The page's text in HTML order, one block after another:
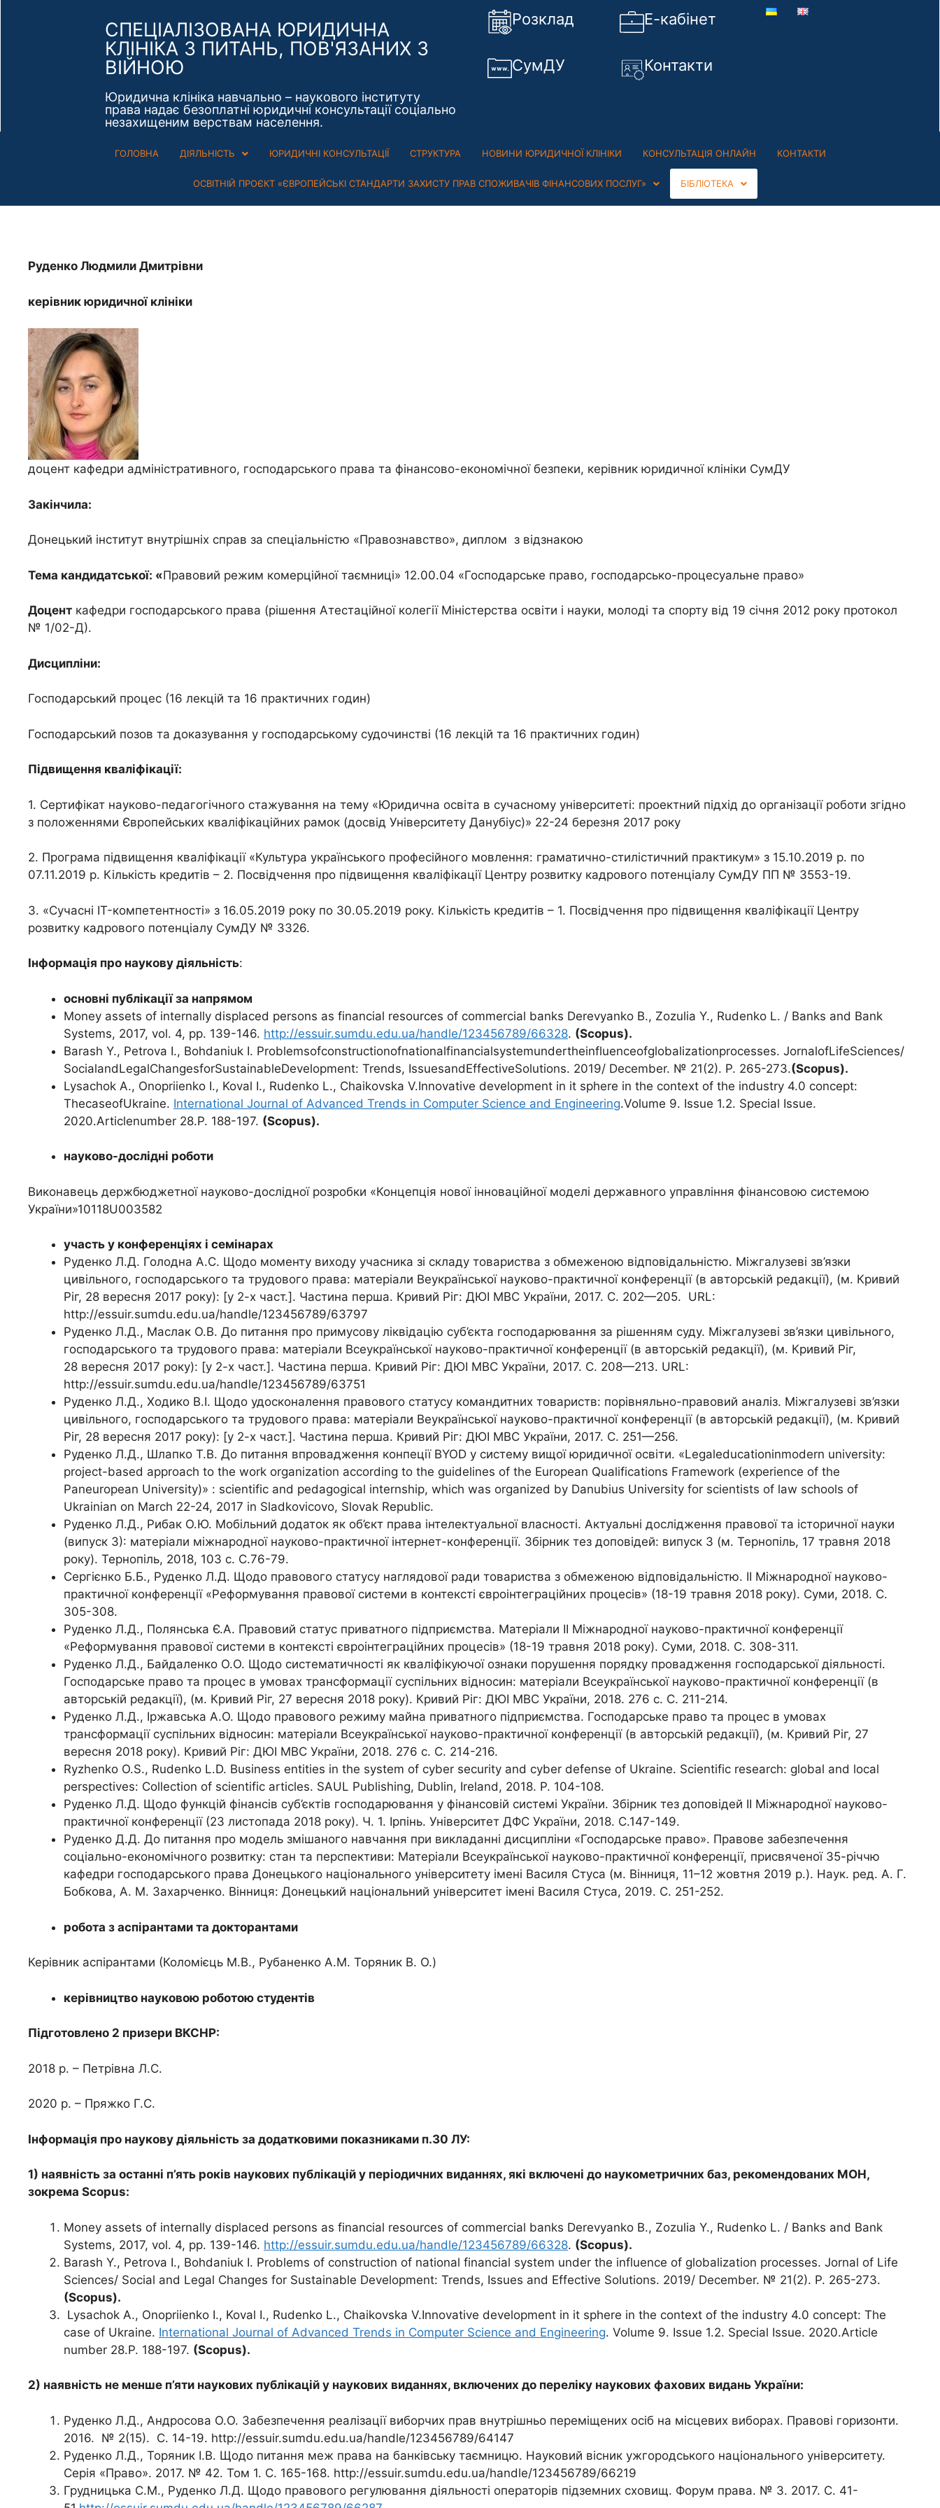
СПЕЦІАЛІЗОВАНА ЮРИДИЧНА
КЛІНІКА З ПИТАНЬ, ПОВ'ЯЗАНИХ З
ВІЙНОЮ
Юридична клініка навчально – наукового інституту
права надає безоплатні юридичні консультації соціально
незахищеним верствам населення.
Розклад Е-кабінет
СумДУ Контакти
ГОЛОВНА ДІЯЛЬНІСТЬ ЮРИДИЧНІ КОНСУЛЬТАЦІЇ СТРУКТУРА НОВИНИ ЮРИДИЧНОЇ КЛІНІКИ КОНСУЛЬТАЦІЯ ОНЛАЙН КОНТАКТИ
ОСВІТНІЙ ПРОЄКТ «ЄВРОПЕЙСЬКІ СТАНДАРТИ ЗАХИСТУ ПРАВ СПОЖИВАЧІВ ФІНАНСОВИХ ПОСЛУГ» БІБЛІОТЕКА
Руденко Людмили Дмитрівни
керівник юридичної клініки
доцент кафедри адміністративного, господарського права та фінансово-економічної безпеки, керівник юридичної клініки СумДУ
Закінчила:
Донецький інститут внутрішніх справ за спеціальністю «Правознавство», диплом з відзнакою
Тема кандидатської: «Правовий режим комерційної таємниці» 12.00.04 «Господарське право, господарсько-процесуальне право»
Доцент кафедри господарського права (рішення Атестаційної колегії Міністерства освіти і науки, молоді та спорту від 19 січня 2012 року протокол
№ 1/02-Д).
Дисципліни:
Господарський процес (16 лекцій та 16 практичних годин)
Господарський позов та доказування у господарському судочинстві (16 лекцій та 16 практичних годин)
Підвищення кваліфікації:
1. Сертифікат науково-педагогічного стажування на тему «Юридична освіта в сучасному університеті: проектний підхід до організації роботи згідно
з положеннями Європейських кваліфікаційних рамок (досвід Університету Данубіус)» 22-24 березня 2017 року
2. Програма підвищення кваліфікації «Культура українського професійного мовлення: граматично-стилістичний практикум» з 15.10.2019 р. по
07.11.2019 р. Кількість кредитів – 2. Посвідчення про підвищення кваліфікації Центру розвитку кадрового потенціалу СумДУ ПП № 3553-19.
3. «Сучасні IT-компетентності» з 16.05.2019 року по 30.05.2019 року. Кількість кредитів – 1. Посвідчення про підвищення кваліфікації Центру
розвитку кадрового потенціалу СумДУ № 3326.
Інформація про наукову діяльність:
основні публікації за напрямом
Money assets of internally displaced persons as financial resources of commercial banks Derevyanko B., Zozulia Y., Rudenko L. / Banks and Bank
Systems, 2017, vol. 4, pp. 139-146. http://essuir.sumdu.edu.ua/handle/123456789/66328. (Scopus).
Barash Y., Petrova I., Bohdanіuk I. Problemsofconstructionofnationalfinancialsystemundertheinfluenceofglobalizationprocesses. JornalofLifeSciences/
SocialandLegalChangesforSustainableDevelopment: Trends, IssuesandEffectiveSolutions. 2019/ December. № 21(2). P. 265-273.(Scopus).
Lysachok A., Onopriienko I., Koval I., Rudenko L., Chaikovska V.Innovative development in it sphere in the context of the industry 4.0 concept:
ThecaseofUkraine. International Journal of Advanced Trends in Computer Science and Engineering.Volume 9. Issue 1.2. Special Issue.
2020.Articlenumber 28.P. 188-197. (Scopus).
науково-дослідні роботи
Виконавець держбюджетної науково-дослідної розробки «Концепція нової інноваційної моделі державного управління фінансовою системою
України»10118U003582
участь у конференціях і семінарах
Руденко Л.Д. Голодна А.С. Щодо моменту виходу учасника зі складу товариства з обмеженою відповідальністю. Міжгалузеві зв’язки
цивільного, господарського та трудового права: матеріали Веукраїнської науково-практичної конференції (в авторській редакції), (м. Кривий
Ріг, 28 вересня 2017 року): [у 2-х част.]. Частина перша. Кривий Ріг: ДЮІ МВС України, 2017. С. 202—205. URL:
http://essuir.sumdu.edu.ua/handle/123456789/63797
Руденко Л.Д., Маслак О.В. До питання про примусову ліквідацію суб’єкта господарювання за рішенням суду. Міжгалузеві зв’язки цивільного,
господарського та трудового права: матеріали Всеукраїнської науково-практичної конференції (в авторській редакції), (м. Кривий Ріг,
28 вересня 2017 року): [у 2-х част.]. Частина перша. Кривий Ріг: ДЮІ МВС України, 2017. С. 208—213. URL:
http://essuir.sumdu.edu.ua/handle/123456789/63751
Руденко Л.Д., Ходико В.І. Щодо удосконалення правового статусу командитних товариств: порівняльно-правовий аналіз. Міжгалузеві зв’язки
цивільного, господарського та трудового права: матеріали Веукраїнської науково-практичної конференції (в авторській редакції), (м. Кривий
Ріг, 28 вересня 2017 року): [у 2-х част.]. Частина перша. Кривий Ріг: ДЮІ МВС України, 2017. С. 251—256.
Руденко Л.Д., Шлапко Т.В. До питання впровадження конпеції BYOD у систему вищої юридичної освіти. «Legaleducationinmodern university:
project-based approach to the work organization according to the guidelines of the European Qualifications Framework (experience of the
Paneuropean University)» : scientific and pedagogical internship, which was organized by Danubius University for scientists of law schools of
Ukrainian on March 22-24, 2017 in Sladkovicovo, Slovak Republic.
Руденко Л.Д., Рибак О.Ю. Мобільний додаток як об’єкт права інтелектуальної власності. Актуальні дослідження правової та історичної науки
(випуск 3): матеріали міжнародної науково-практичної інтернет-конференції. Збірник тез доповідей: випуск 3 (м. Тернопіль, 17 травня 2018
року). Тернопіль, 2018, 103 с. С.76-79.
Сергієнко Б.Б., Руденко Л.Д. Щодо правового статусу наглядової ради товариства з обмеженою відповідальністю. ІІ Міжнародної науково-
практичної конференції «Реформування правової системи в контексті євроінтеграційних процесів» (18-19 травня 2018 року). Суми, 2018. С.
305-308.
Руденко Л.Д., Полянська Є.А. Правовий статус приватного підприємства. Матеріали ІІ Міжнародної науково-практичної конференції
«Реформування правової системи в контексті євроінтеграційних процесів» (18-19 травня 2018 року). Суми, 2018. С. 308-311.
Руденко Л.Д., Байдаленко О.О. Щодо систематичності як кваліфікуючої ознаки порушення порядку провадження господарської діяльності.
Господарське право та процес в умовах трансформації суспільних відносин: матеріали Всеукраїнської науково-практичної конференції (в
авторській редакції), (м. Кривий Ріг, 27 вересня 2018 року). Кривий Ріг: ДЮІ МВС України, 2018. 276 с. С. 211-214.
Руденко Л.Д., Іржавська А.О. Щодо правового режиму майна приватного підприємства. Господарське право та процес в умовах
трансформації суспільних відносин: матеріали Всеукраїнської науково-практичної конференції (в авторській редакції), (м. Кривий Ріг, 27
вересня 2018 року). Кривий Ріг: ДЮІ МВС України, 2018. 276 с. С. 214-216.
Ryzhenko O.S., Rudenko L.D. Business entities in the system of cyber security and cyber defense of Ukraine. Scientific research: global and local
perspectives: Collection of scientific articles. SAUL Publishing, Dublin, Ireland, 2018. P. 104-108.
Руденко Л.Д. Щодо функцій фінансів суб’єктів господарювання у фінансовій системі України. Збірник тез доповідей ІІ Міжнародної науково-
практичної конференції (23 листопада 2018 року). Ч. 1. Ірпінь. Університет ДФС України, 2018. С.147-149.
Руденко Д.Д. До питання про модель змішаного навчання при викладанні дисципліни «Господарське право». Правове забезпечення
соціально-економічного розвитку: стан та перспективи: Матеріали Всеукраїнської науково-практичної конференції, присвяченої 35-річчю
кафедри господарського права Донецького національного університету імені Василя Стуса (м. Вінниця, 11–12 жовтня 2019 р.). Наук. ред. А. Г.
Бобкова, А. М. Захарченко. Вінниця: Донецький національний університет імені Василя Стуса, 2019. С. 251-252.
робота з аспірантами та докторантами
Керівник аспірантами (Коломієць М.В., Рубаненко А.М. Торяник В. О.)
керівництво науковою роботою студентів
Підготовлено 2 призери ВКСНР:
2018 р. – Петрівна Л.С.
2020 р. – Пряжко Г.С.
Інформація про наукову діяльність за додатковими показниками п.30 ЛУ:
1) наявність за останні п’ять років наукових публікацій у періодичних виданнях, які включені до наукометричних баз, рекомендованих МОН,
зокрема Scopus:
Money assets of internally displaced persons as financial resources of commercial banks Derevyanko B., Zozulia Y., Rudenko L. / Banks and Bank
Systems, 2017, vol. 4, pp. 139-146. http://essuir.sumdu.edu.ua/handle/123456789/66328. (Scopus).
Barash Y., Petrova I., Bohdanіuk I. Problems of construction of national financial system under the influence of globalization processes. Jornal of Life
Sciences/ Social and Legal Changes for Sustainable Development: Trends, Issues and Effective Solutions. 2019/ December. № 21(2). P. 265-273.
(Scopus).
Lysachok A., Onopriienko I., Koval I., Rudenko L., Chaikovska V.Innovative development in it sphere in the context of the industry 4.0 concept: The
case of Ukraine. International Journal of Advanced Trends in Computer Science and Engineering. Volume 9. Issue 1.2. Special Issue. 2020.Article
number 28.P. 188-197. (Scopus).
2) наявність не менше п’яти наукових публікацій у наукових виданнях, включених до переліку наукових фахових видань України:
Руденко Л.Д., Андросова О.О. Забезпечення реалізації виборчих прав внутрішньо переміщених осіб на місцевих виборах. Правові горизонти.
2016. № 2(15). С. 14-19. http://essuir.sumdu.edu.ua/handle/123456789/64147
Руденко Л.Д., Торяник І.В. Щодо питання меж права на банківську таємницю. Науковий вісник ужгородського національного університету.
Серія «Право». 2017. № 42. Том 1. С. 165-168. http://essuir.sumdu.edu.ua/handle/123456789/66219
Грудницька С.М., Руденко Л.Д. Щодо правового регулювання діяльності операторів підземних сховищ. Форум права. № 3. 2017. С. 41-